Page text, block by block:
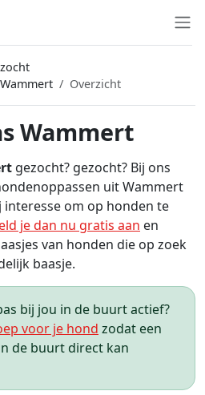
Overzicht
Wammert
gezocht? gezocht? Bij ons
uit Wammert
om op honden te
je dan nu gratis aan en
van honden die op zoek
baasje.
bij jou in de buurt actief?
voor je hond zodat een
de buurt direct kan